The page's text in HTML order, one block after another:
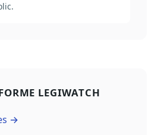
LEGIWATCH
→